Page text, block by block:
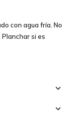
con agua fría. No
si es